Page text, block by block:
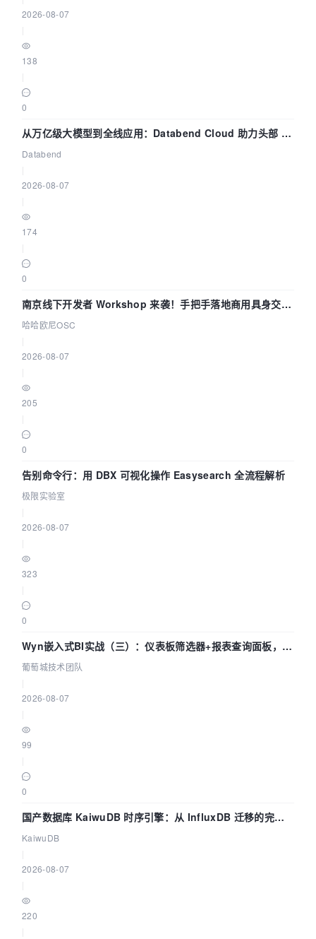
2026-08-07
138
0
从万亿级大模型到全线应用：Databend Cloud 助力头部 AI
企业构建全链路 Trace 数据管道
Databend
2026-08-07
174
0
南京线下开发者 Workshop 来袭！手把手落地商用具身交互
智能 Agent 应用
哈哈欧尼OSC
2026-08-07
205
0
告别命令行：用 DBX 可视化操作 Easysearch 全流程解析
极限实验室
2026-08-07
323
0
Wyn嵌入式BI实战（三）：仪表板筛选器+报表查询面板，参
数联动全闭环
葡萄城技术团队
2026-08-07
99
0
国产数据库 KaiwuDB 时序引擎：从 InfluxDB 迁移的完整
技术路径
KaiwuDB
2026-08-07
220